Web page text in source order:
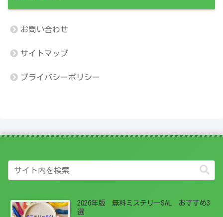
お問い合わせ
サイトマップ
プライバシーポリシー
2026年版 無料ミステリーSAL おすすめ3
選